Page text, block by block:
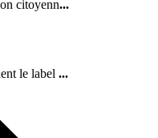
citoyenn...
le label ...